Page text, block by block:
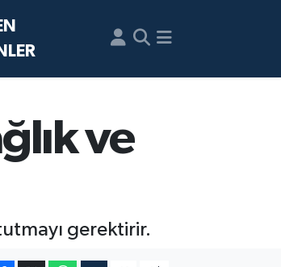
ve
gerektirir.